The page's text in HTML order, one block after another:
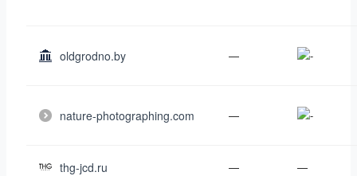
oldgrodno.by —
nature-photographing.com —
thg-jcd.ru — —